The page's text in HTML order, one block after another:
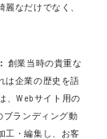
なだけでなく、
創業当時の貴重な
は企業の歴史を語
、Webサイト用の
ブランディング動
工・編集し、お客